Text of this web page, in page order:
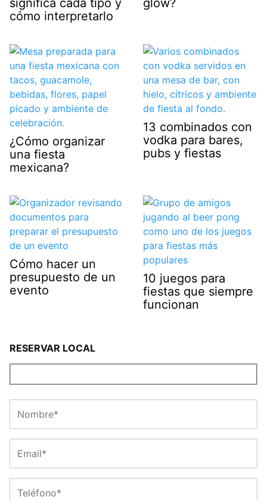
significa cada tipo y
cómo interpretarlo
¿Cómo organizar
una fiesta
mexicana?
13 combinados con
vodka para bares,
pubs y fiestas
Cómo hacer un
presupuesto de un
evento
10 juegos para
fiestas que siempre
funcionan
RESERVAR LOCAL